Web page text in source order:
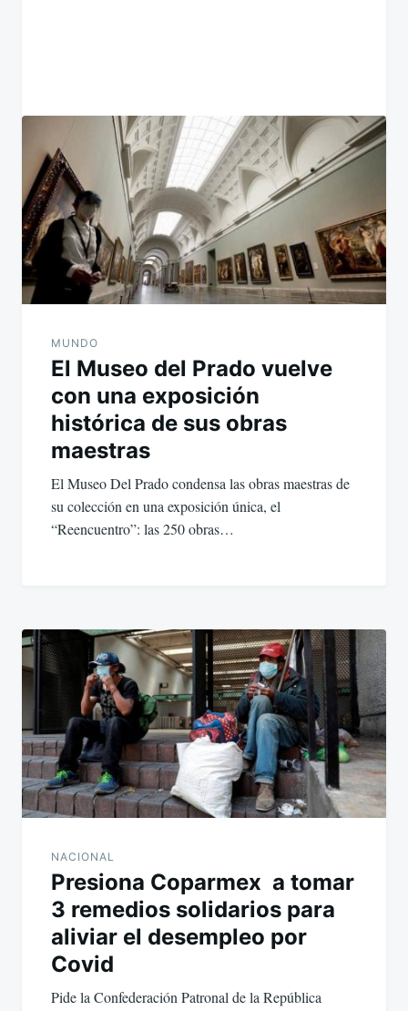
MUNDO
El Museo del Prado vuelve
con una exposición
histórica de sus obras
maestras
El Museo Del Prado condensa las obras maestras de
su colección en una exposición única, el
“Reencuentro”: las 250 obras…
NACIONAL
Presiona Coparmex a tomar
3 remedios solidarios para
aliviar el desempleo por
Covid
Pide la Confederación Patronal de la República